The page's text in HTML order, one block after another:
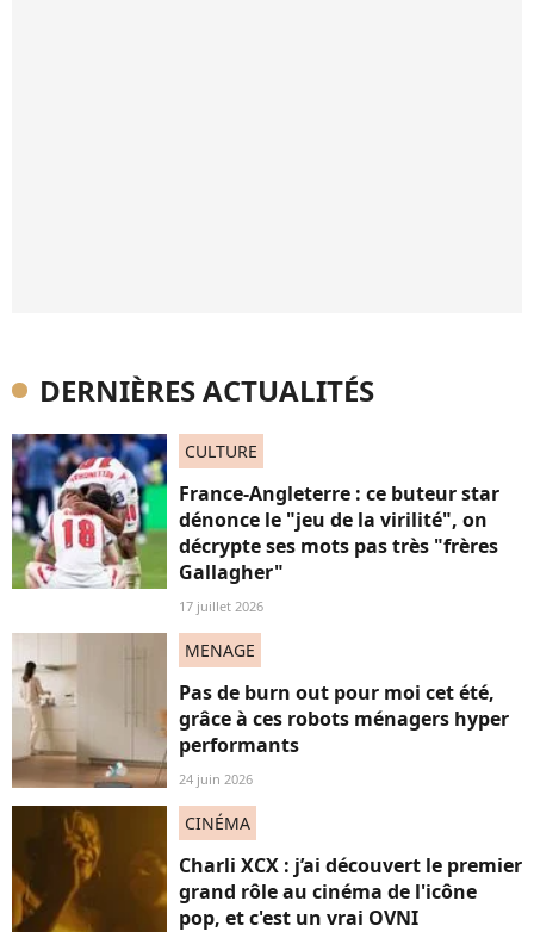
DERNIÈRES ACTUALITÉS
CULTURE
France-Angleterre : ce buteur star
dénonce le "jeu de la virilité", on
décrypte ses mots pas très "frères
Gallagher"
17 juillet 2026
MENAGE
Pas de burn out pour moi cet été,
grâce à ces robots ménagers hyper
performants
24 juin 2026
CINÉMA
Charli XCX : j’ai découvert le premier
grand rôle au cinéma de l'icône
pop, et c'est un vrai OVNI